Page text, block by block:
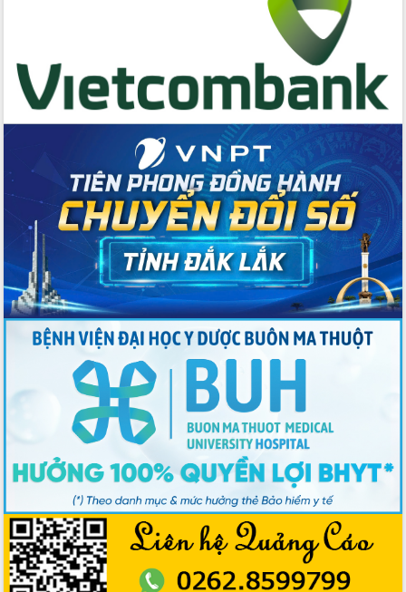
Tập trung đẩy nhanh giải ngân nguồn
vốn các chương trình mục tiêu quốc
gia
Xã Ea H'leo giữ vững và nâng cao chất
lượng các tiêu chí nông thôn mới
Công bố quyết định của Ban Thường
vụ Tỉnh ủy về công tác cán bộ
Nâng cao trách nhiệm người đứng
đầu, phát huy tinh thần chủ động,
sáng tạo để đảm bảo tiến độ giải ngân
vốn đầu tư công năm 2025
Sở Công Thương đột phá số hóa 100%
thủ tục trực tuyến lấy sự hài lòng của
doanh nghiệp làm thước đo phục vụ
Đảm bảo công tác bầu cử triển khai
đúng tiến độ, quy trình theo luật định
Ban Tuyên giáo và Dân vận Trung ương
tập huấn công tác khoa giáo năm 2025
Đắk Lắk hưởng ứng Ngày Pháp luật
Việt Nam 2025 và biểu dương 25 tập
thể, cá nhân tiêu biểu
Hội nghị lần thứ nhất Ban Chỉ đạo
công tác bầu cử tỉnh Đắk Lắk
Hội nghị UBND tỉnh thường kỳ tháng
10 năm 2025
Kỳ họp chuyên đề lần thứ Ba, HĐND
tỉnh khóa X